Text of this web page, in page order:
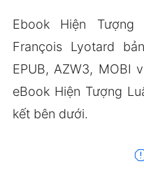
Ebook Hiện
François Lyotard
EPUB, AZW3, MOBI
eBook Hiện Tượng
kết bên dưới.